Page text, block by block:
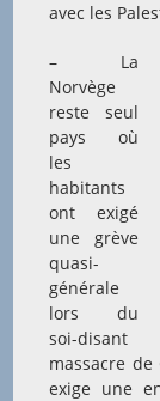
avec les
– La
Norvège
reste seul
pays où
les
habitants
ont exigé
une grève
quasi-
générale
lors du
soi-disant
massacre de
exige une